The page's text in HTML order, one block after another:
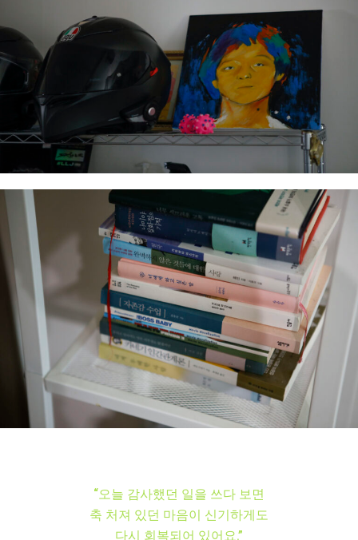
“오늘 감사했던 일을 쓰다 보면
축 처져 있던 마음이 신기하게도
다시 회복되어 있어요.”